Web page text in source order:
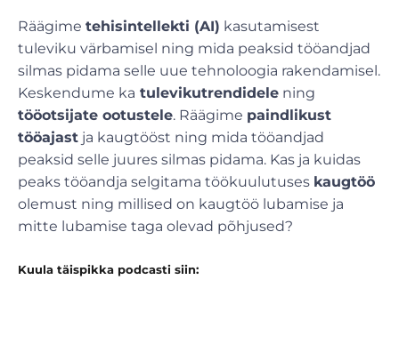
Räägime tehisintellekti (AI) kasutamisest
tuleviku värbamisel ning mida peaksid tööandjad
silmas pidama selle uue tehnoloogia rakendamisel.
Keskendume ka tulevikutrendidele ning
tööotsijate ootustele. Räägime paindlikust
tööajast ja kaugtööst ning mida tööandjad
peaksid selle juures silmas pidama. Kas ja kuidas
peaks tööandja selgitama töökuulutuses kaugtöö
olemust ning millised on kaugtöö lubamise ja
mitte lubamise taga olevad põhjused?
Kuula täispikka podcasti siin: